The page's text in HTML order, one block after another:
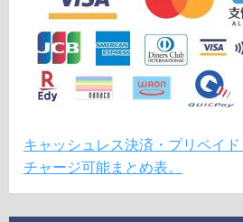
キャッシュレス決済・プリペイ
チャージ可能まとめ表。